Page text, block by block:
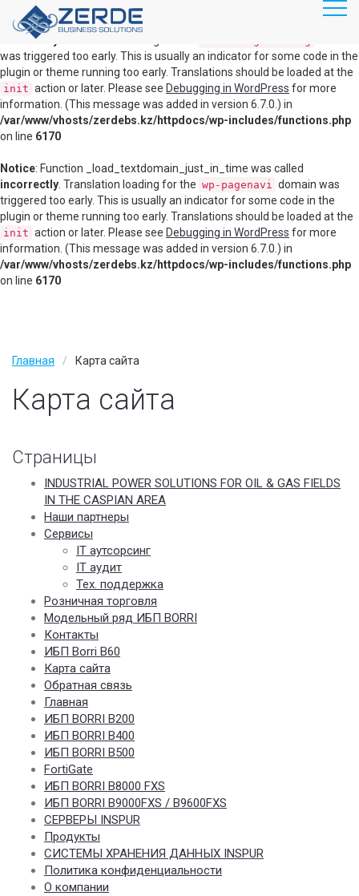
Notice: Function _load_textdomain_just_in_time was called
incorrectly
was triggered too early. This is usually an indicator for some code in the
plugin or theme running too early. Translations should be loaded at the
init action or later. Please see Debugging in WordPress for more
information. (This message was added in version 6.7.0.) in
/var/www/vhosts/zerdebs.kz/httpdocs/wp-includes/functions.php
on line 6170
Notice: Function _load_textdomain_just_in_time was called
incorrectly . Translation loading for the wp-pagenavi domain was
triggered too early. This is usually an indicator for some code in the
plugin or theme running too early. Translations should be loaded at the
init action or later. Please see Debugging in WordPress for more
information. (This message was added in version 6.7.0.) in
/var/www/vhosts/zerdebs.kz/httpdocs/wp-includes/functions.php
on line 6170
Главная
Продукты
Маршрутизация, коммутация
Информационная безопасность
Видеоконференц связь
Серверное оборудование
Системы хранения данных
Veeam
Wan Оптимизация
Услуги
IT аутсорсинг
Тех. поддержка
Наши заказчики
О компании
Наши партнеры
Вакансии
Контакты
Политика конфиденциальности
vSAN
Главная Карта сайта
Карта сайта
Страницы
INDUSTRIAL POWER SOLUTIONS FOR OIL & GAS FIELDS
IN THE CASPIAN AREA
Наши партнеры
Сервисы
IT аутсорсинг
IT аудит
Тех. поддержка
Розничная торговля
Модельный ряд ИБП BORRI
Контакты
ИБП Borri B60
Карта сайта
Обратная связь
Главная
ИБП BORRI B200
ИБП BORRI B400
ИБП BORRI B500
FortiGate
ИБП BORRI B8000 FXS
ИБП BORRI B9000FXS / B9600FXS
СЕРВЕРЫ INSPUR
Продукты
СИСТЕМЫ ХРАНЕНИЯ ДАННЫХ INSPUR
Политика конфиденциальности
О компании